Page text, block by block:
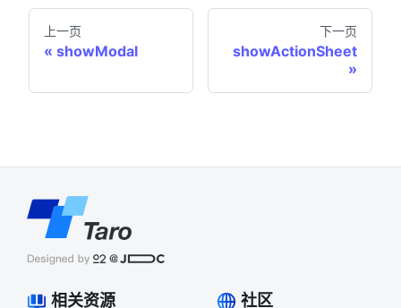
上一页
showModal
下一页
showActionSheet
相关资源 社区